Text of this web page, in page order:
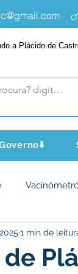
a Plácido de
e Meio
1 min de